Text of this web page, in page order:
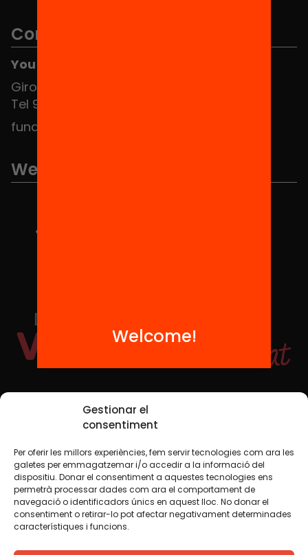
Gestionar el
consentiment
Per oferir les millors experiències, fem servir tecnologies com ara les
galetes per emmagatzemar i/o accedir a la informació del
dispositiu. Donar el consentiment a aquestes tecnologies ens
permetrà processar dades com ara el comportament de
navegació o identificadors únics en aquest lloc. No donar el
consentiment o retirar-lo pot afectar negativament determinades
característiques i funcions.
Contact
You can find us at the Social HUB
Girona 34, interior 08010 Barcelona
Tel 934 588 700
fundacio@equitat.org
We are part of...
Social Media
TW YTB IG FB IN
Legal NoticeCookie Policy
Welcome!